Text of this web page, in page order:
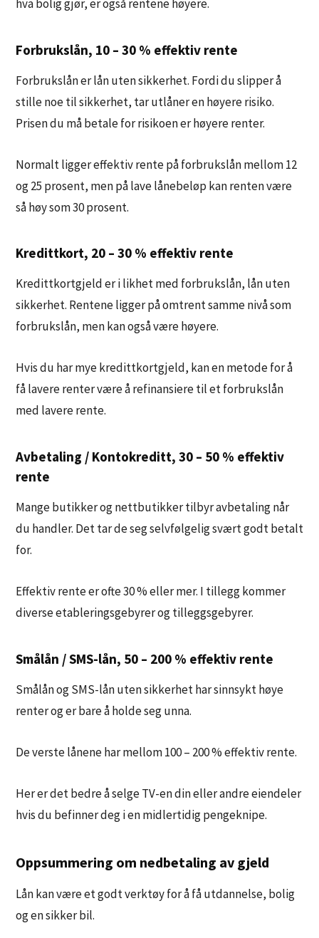
hva bolig gjør, er også rentene høyere.
Forbrukslån, 10 – 30 % effektiv rente
Forbrukslån er lån uten sikkerhet. Fordi du slipper å
stille noe til sikkerhet, tar utlåner en høyere risiko.
Prisen du må betale for risikoen er høyere renter.
Normalt ligger effektiv rente på forbrukslån mellom 12
og 25 prosent, men på lave lånebeløp kan renten være
så høy som 30 prosent.
Kredittkort, 20 – 30 % effektiv rente
Kredittkortgjeld er i likhet med forbrukslån, lån uten
sikkerhet. Rentene ligger på omtrent samme nivå som
forbrukslån, men kan også være høyere.
Hvis du har mye kredittkortgjeld, kan en metode for å
få lavere renter være å refinansiere til et forbrukslån
med lavere rente.
Avbetaling / Kontokreditt, 30 – 50 % effektiv
rente
Mange butikker og nettbutikker tilbyr avbetaling når
du handler. Det tar de seg selvfølgelig svært godt betalt
for.
Effektiv rente er ofte 30 % eller mer. I tillegg kommer
diverse etableringsgebyrer og tilleggsgebyrer.
Smålån / SMS-lån, 50 – 200 % effektiv rente
Smålån og SMS-lån uten sikkerhet har sinnsykt høye
renter og er bare å holde seg unna.
De verste lånene har mellom 100 – 200 % effektiv rente.
Her er det bedre å selge TV-en din eller andre eiendeler
hvis du befinner deg i en midlertidig pengeknipe.
Oppsummering om nedbetaling av gjeld
Lån kan være et godt verktøy for å få utdannelse, bolig
og en sikker bil.